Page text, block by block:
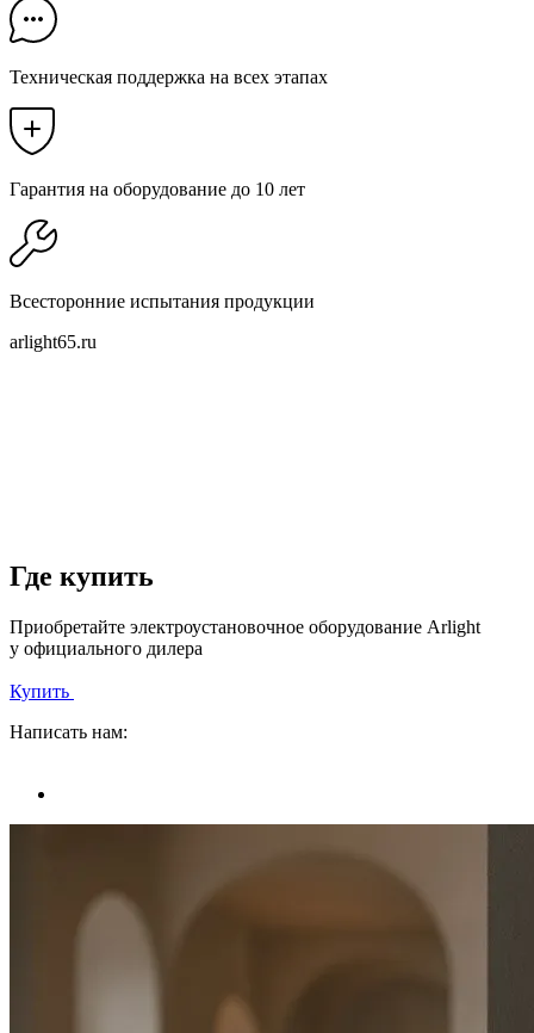
Техническая поддержка на всех этапах
Гарантия на оборудование до 10 лет
Всесторонние испытания продукции
arlight65.ru
Где купить
Приобретайте электроустановочное оборудование Arlight
у официального дилера
Купить
Написать нам: